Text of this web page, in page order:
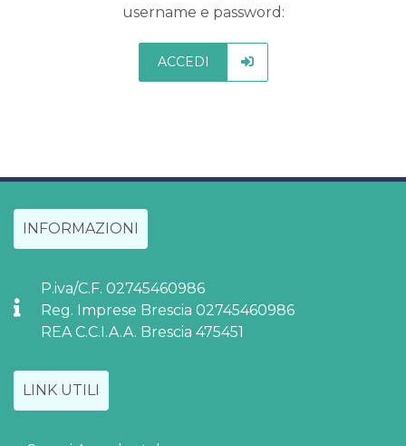
username e password:
ACCEDI
INFORMAZIONI
P.iva/C.F. 02745460986
Reg. Imprese Brescia 02745460986
REA C.C.I.A.A. Brescia 475451
LINK UTILI